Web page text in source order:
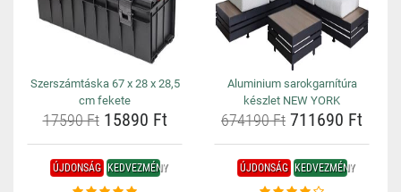
Szerszámtáska 67 x 28 x 28,5
cm fekete
17590 Ft15890 Ft
Aluminium sarokgarnítúra
készlet NEW YORK
674190 Ft 711690 Ft
ÚJDONSÁG KEDVEZMÉNY ÚJDONSÁG KEDVEZMÉNY